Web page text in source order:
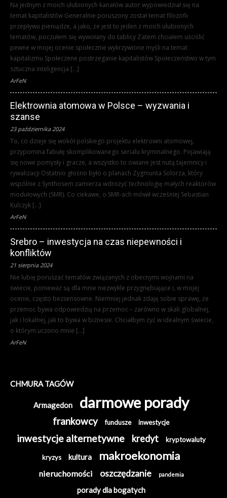
Na jednym z moich ulubionych kanałów autor wypowiedział się na
temat kapitalistów Generalnie poruszony został temat filozofii
przepływu pieniądze, a jako, że jest to jeden z moich ulubionych
tematów, poczułem się wywołany do tablicy Zatem chciałem uściślić
pewne w mojej ocenie społecznie wykrzywione myśli na temat
kapitalizmu Społeczene postrzeganie kapitalistów Społeczeństwo w tym
sztuczna inteligencja […]
ArFeN
Elektrownia atomowa w Polsce – wyzwania i
szanse
23 października 2024
To, co dzieje się wokół polskiego projektu elektrowni atomowej,
przypomina fabułę skomplikowanego serialu kryminalnego. Pojawiają
się nowe pomysły i gracze, a wszystko to owiane jest nutą tajemnicy i
rywalizacji Ostatnio głośno było o planach Zygmunta Solorza, który
wspólnie z Synthosem zamierza wdrożyć technologię małych reaktorów
modułowych (SMR). Co ciekawe, o SMR-ach mówił wcześniej Sebastian
Kulczyk […]
ArFeN
Srebro – inwestycja na czas niepewności i
konfliktów
21 sierpnia 2024
Nie lubię poruszać tematów związanych z obecnymi wojnami na
świecie, ponieważ są dla mnie niezwykle przygnębiające i, w mojej
ocenie, często bezsensowne. Niemniej jednak zdaję sobie sprawę, że
przemoc bywa odpowiedzią na przemoc – zarówno w skali globalnej,
jak i lokalnej, jak to bywa w biznesie. Chciałbym żyć w idealnym świecie,
o którym uczono mnie […]
ArFeN
CHMURA TAGÓW
Armagedon darmowe porady
frankowcy fundusze inwestycje
inwestycje alternetywne kredyt kryptowaluty
kryzys kultura makroekonomia
nieruchomości oszczędzanie pandemia
porady dla bogatych